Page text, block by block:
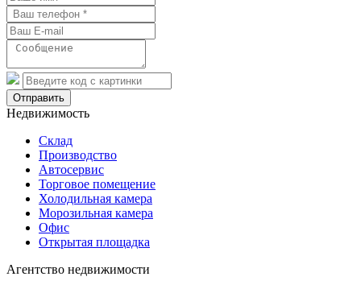
Отправить
Недвижимость
Склад
Производство
Автосервис
Торговое помещение
Холодильная камера
Морозильная камера
Офис
Открытая площадка
Агентство недвижимости